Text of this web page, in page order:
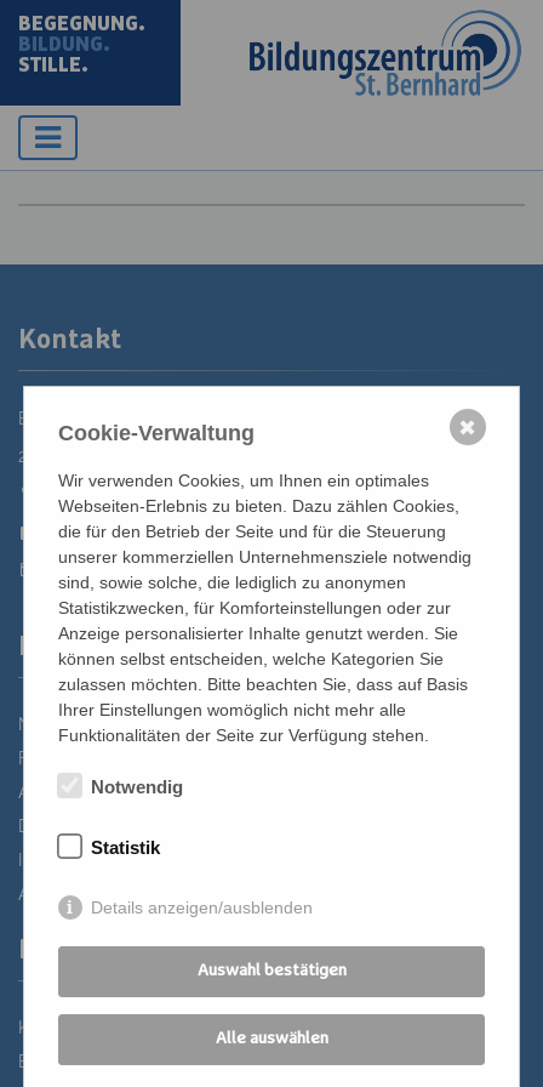
BEGEGNUNG.
BILDUNG.
STILLE.
Kontakt
Bildungszentrum St. Bernhard der Erzdiözese Wien
2700 Wiener Neustadt, Domplatz 1
02622 29131-5040
st.bernhard@edw.or.at
Links
Newsletter
Förderverein
Anreise
Datenschutz
Impressum
AGB
Partner
Katholisches Bildungswerk Wien
Bildung Regional
Cookie-Verwaltung
Wir verwenden Cookies, um Ihnen ein optimales
Webseiten-Erlebnis zu bieten. Dazu zählen Cookies,
die für den Betrieb der Seite und für die Steuerung
unserer kommerziellen Unternehmensziele notwendig
sind, sowie solche, die lediglich zu anonymen
Statistikzwecken, für Komforteinstellungen oder zur
Anzeige personalisierter Inhalte genutzt werden. Sie
können selbst entscheiden, welche Kategorien Sie
zulassen möchten. Bitte beachten Sie, dass auf Basis
Ihrer Einstellungen womöglich nicht mehr alle
Funktionalitäten der Seite zur Verfügung stehen.
Notwendig
Statistik
Details anzeigen/ausblenden
Auswahl bestätigen
Alle auswählen
✖